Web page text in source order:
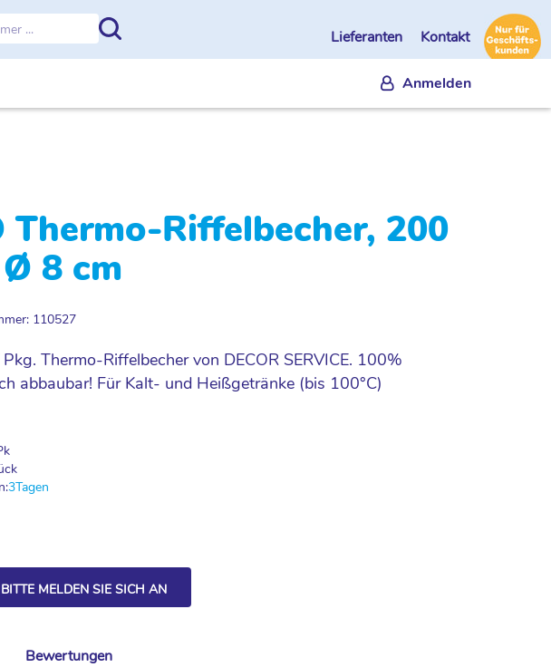
Lieferanten Kontakt
Anmelden
Thermo-Riffelbecher, 200
8 cm
110527
Thermo-Riffelbecher von DECOR SERVICE. 100%
abbaubar! Für Kalt- und Heißgetränke (bis 100°C)
3Tagen
BITTE MELDEN SIE SICH AN
Bewertungen